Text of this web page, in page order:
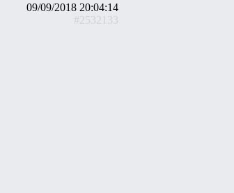
09/09/2018 20:04:14
#2532133